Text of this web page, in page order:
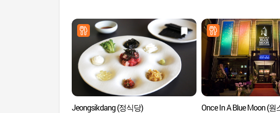
Jeongsikdang (정식당) Once In A Blue Moon (